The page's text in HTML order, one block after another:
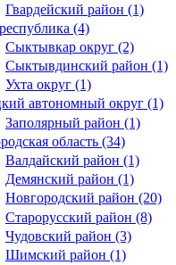
Гвардейский район (1)
(4)
Сыктывкар округ (2)
Сыктывдинский район (1)
Ухта округ (1)
автономный округ (1)
Заполярный район (1)
область (34)
Валдайский район (1)
Демянский район (1)
Новгородский район (20)
Старорусский район (8)
Чудовский район (3)
Шимский район (1)